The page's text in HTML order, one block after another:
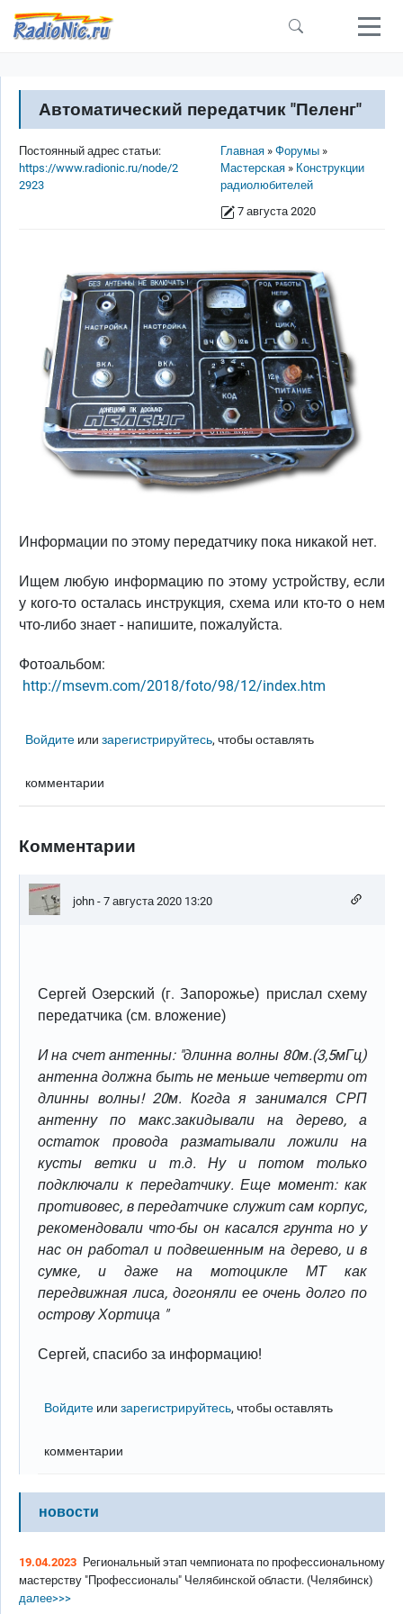
Перейти к основному содержанию
Автоматический передатчик "Пеленг"
Строка навигации
Главная
Форумы
Мастерская
Конструкции
радиолюбителей
7 августа 2020
Постоянный адрес статьи:
https://www.radionic.ru/node/2
2923
Информации по этому передатчику пока никакой нет.
Ищем любую информацию по этому устройству, если
у кого-то осталась инструкция, схема или кто-то о нем
что-либо знает - напишите, пожалуйста.
Фотоальбом:
http://msevm.com/2018/foto/98/12/index.htm
Войдите илизарегистрируйтесь, чтобы оставлять
комментарии
Комментарии
john - 7 августа 2020 13:20
Сергей Озерский (г. Запорожье) прислал схему
передатчика (см. вложение)
И на счет антенны: "длинна волны 80м.(3,5мГц)
антенна должна быть не меньше четверти от
длинны волны! 20м. Когда я занимался СРП
антенну по макс.закидывали на дерево, а
остаток провода разматывали ложили на
кусты ветки и т.д. Ну и потом только
подключали к передатчику. Еще момент: как
противовес, в передатчике служит сам корпус,
рекомендовали что-бы он касался грунта но у
нас он работал и подвешенным на дерево, и в
сумке, и даже на мотоцикле МТ как
передвижная лиса, догоняли ее очень долго по
острову Хортица "
Сергей, спасибо за информацию!
Войдите илизарегистрируйтесь, чтобы оставлять
комментарии
новости
19.04.2023 Региональный этап чемпионата по профессиональному
мастерству "Профессионалы" Челябинской области. (Челябинск)
далее>>>